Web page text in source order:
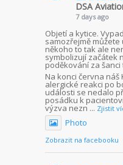
DSA
7 days ago
Objetí a kytice.
samozřejmě můžete
někoho to tak ale
symbolizují začátek
poděkování za
Na konci června náš
alergické reakci po
události se nedalo
posádku k
výzva nezn ... Zjistit
Photo
Zobrazit na facebooku